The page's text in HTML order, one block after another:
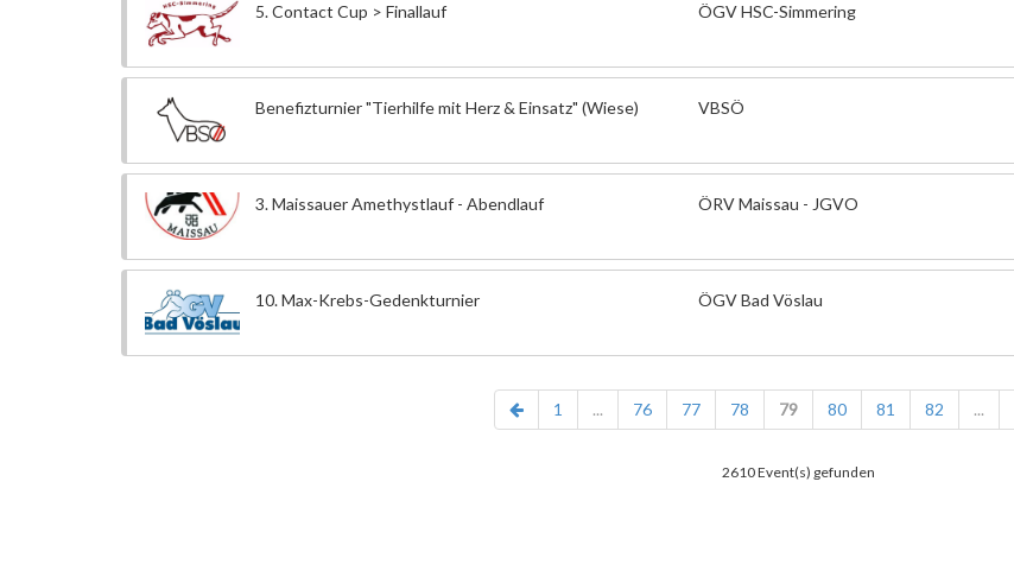
5. Contact Cup > Finallauf ÖGV HSC-Simmering
Benefizturnier "Tierhilfe mit Herz & Einsatz" (Wiese) VBSÖ
3. Maissauer Amethystlauf - Abendlauf ÖRV Maissau - JGVO
10. Max-Krebs-Gedenkturnier ÖGV Bad Vöslau
1 ... 76 77 78 79 80 81 82 ...
2610 Event(s) gefunden